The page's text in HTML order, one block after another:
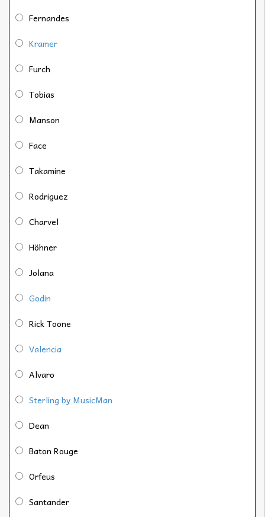
Fernandes
Kramer
Furch
Tobias
Manson
Face
Takamine
Rodriguez
Charvel
Höhner
Jolana
Godin
Rick Toone
Valencia
Alvaro
Sterling by MusicMan
Dean
Baton Rouge
Orfeus
Santander